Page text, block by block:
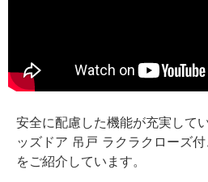
安全に配慮した機能が充実して
ッズドア 吊戸 ラクラクローズ
をご紹介しています。